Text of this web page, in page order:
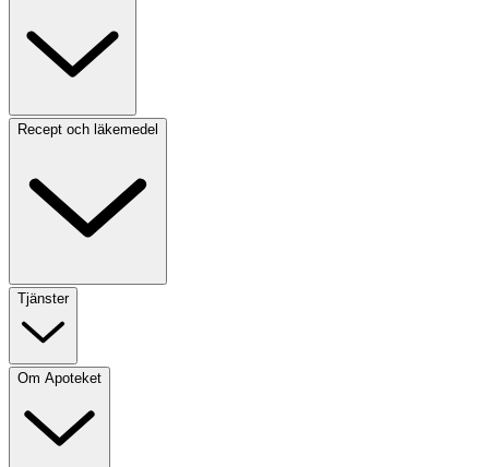
Recept och läkemedel
Tjänster
Om Apoteket